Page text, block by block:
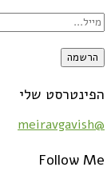
הפינטרסט שלי
@meiravgavish
Follow Me